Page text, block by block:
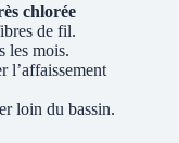
chlorée
de fil.
les mois.
l’affaissement
loin du bassin.